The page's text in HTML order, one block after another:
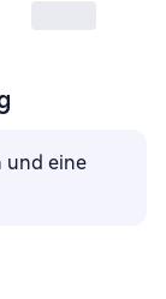
und eine